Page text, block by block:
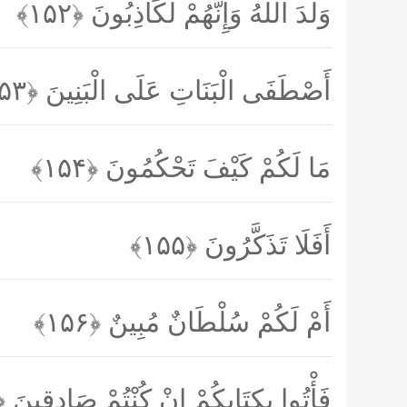
وَلَدَ اللَّهُ وَإِنَّهُمْ لَكَاذِبُونَ ﴿۱۵۲﴾
أَصْطَفَى الْبَنَاتِ عَلَى الْبَنِينَ ﴿۱۵۳﴾
مَا لَكُمْ كَيْفَ تَحْكُمُونَ ﴿۱۵۴﴾
أَفَلَا تَذَكَّرُونَ ﴿۱۵۵﴾
أَمْ لَكُمْ سُلْطَانٌ مُبِينٌ ﴿۱۵۶﴾
فَأْتُوا بِكِتَابِكُمْ إِنْ كُنْتُمْ صَادِقِينَ